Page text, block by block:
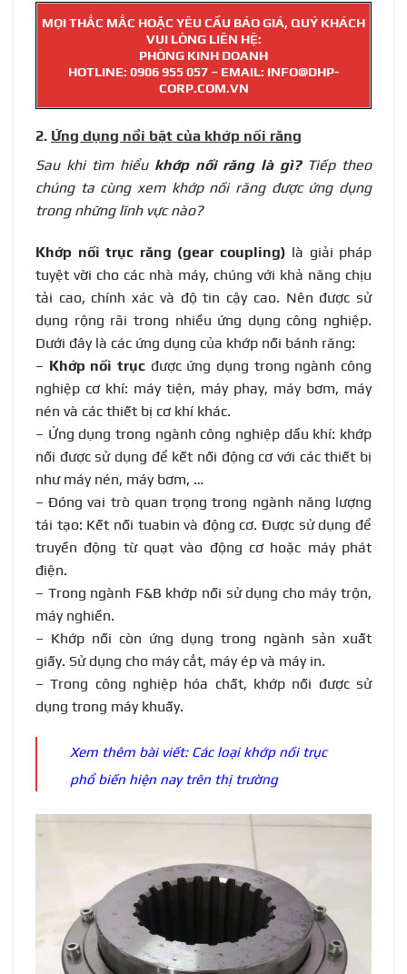
MỌI THẮC MẮC HOẶC YÊU CẦU BÁO GIÁ, QUÝ KHÁCH
VUI LÒNG LIÊN HỆ:
PHÒNG KINH DOANH
HOTLINE: 0906 955 057– EMAIL: INFO@DHP-
CORP.COM.VN
2. Ứng dụng nổi bật của khớp nối răng
Sau khi tìm hiểu khớp nối răng là gì?Tiếp theo
chúng ta cùng xem khớp nối răng được ứng dụng
trong những lĩnh vực nào?
Khớp nối trục răng (gear coupling) là giải pháp
tuyệt vời cho các nhà máy, chúng với khả năng chịu
tải cao, chính xác và độ tin cậy cao. Nên được sử
dụng rộng rãi trong nhiều ứng dụng công nghiệp.
Dưới đây là các ứng dụng của khớp nối bánh răng:
– Khớp nối trục được ứng dụng trong ngành công
nghiệp cơ khí: máy tiện, máy phay, máy bơm, máy
nén và các thiết bị cơ khí khác.
– Ứng dụng trong ngành công nghiệp dầu khí: khớp
nối được sử dụng để kết nối động cơ với các thiết bị
như máy nén, máy bơm, …
– Đóng vai trò quan trọng trong ngành năng lượng
tái tạo: Kết nối tuabin và động cơ. Được sử dụng để
truyền động từ quạt vào động cơ hoặc máy phát
điện.
– Trong ngành F&B khớp nối sử dụng cho máy trộn,
máy nghiền.
– Khớp nối còn ứng dụng trong ngành sản xuất
giấy. Sử dụng cho máy cắt, máy ép và máy in.
– Trong công nghiệp hóa chất, khớp nối được sử
dụng trong máy khuấy.
Xem thêm bài viết: Các loại khớp nối trục
phổ biến hiện nay trên thị trường